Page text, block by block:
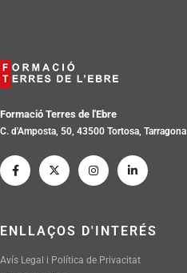
Formació Terres de l'Ebre
C. d'Amposta, 50, 43500 Tortosa, Tarragona
ENLLAÇOS D'INTERÉS
Avís Legal i Política de Privacitat